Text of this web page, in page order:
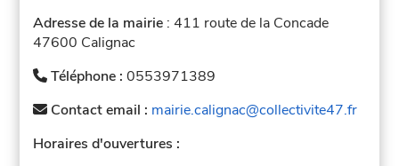
Adresse de la mairie : 411 route de la Concade
47600 Calignac
Téléphone :0553971389
Contact email : mairie.calignac@collectivite47.fr
Horaires d'ouvertures :